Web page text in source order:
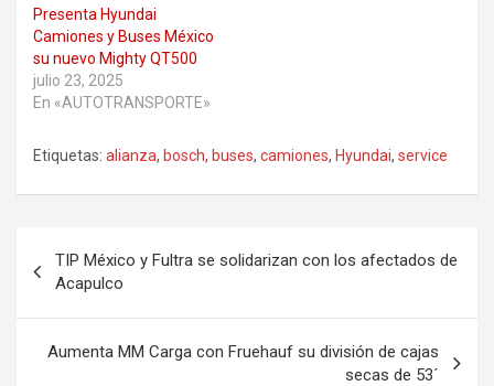
Presenta Hyundai
Camiones y Buses México
su nuevo Mighty QT500
julio 23, 2025
En «AUTOTRANSPORTE»
Etiquetas: alianza, bosch, buses, camiones, Hyundai, service
de
entradas
TIP México y Fultra se solidarizan con los afectados de
Acapulco
Aumenta MM Carga con Fruehauf su división de cajas
secas de 53´